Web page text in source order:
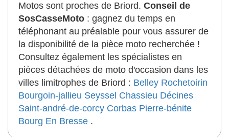
Motos sont proches de Briord. Conseil de
SosCasseMoto : gagnez du temps en
téléphonant au préalable pour vous assurer de
la disponibilité de la pièce moto recherchée !
Consultez également les spécialistes en
pièces détachées de moto d'occasion dans les
villes limitrophes de Briord : Belley Rochetoirin
Bourgoin-jallieu Seyssel Chassieu Décines
Saint-andré-de-corcy Corbas Pierre-bénite
Bourg En Bresse .